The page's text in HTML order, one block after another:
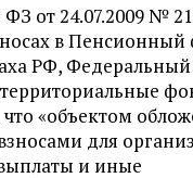
ФЗ от 24.07.2009 №
в
РФ, Федеральный
что «объектом
для
и иные